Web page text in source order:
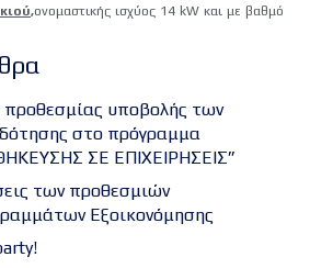
υποβολής των
στο πρόγραμμα
ΣΕ ΕΠΙΧΕΙΡΗΣΕΙΣ”
των προθεσμιών
Εξοικονόμησης
,ονομαστικής ισχύος 14 kW και με βαθμό